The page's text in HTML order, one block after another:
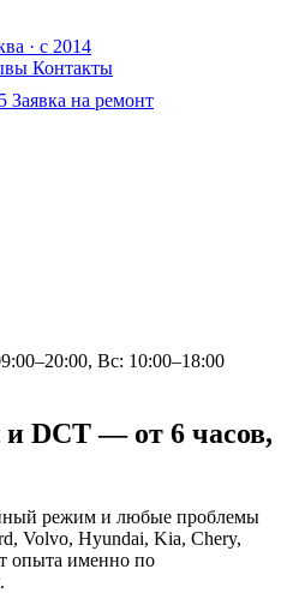
· с 2014
Контакты
Заявка на ремонт
Вс: 10:00–18:00
DCT — от 6 часов,
режим и любые проблемы
Volvo, Hyundai, Kia, Chery,
опыта именно по